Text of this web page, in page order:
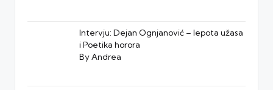
Intervju: Dejan Ognjanović – lepota užasa
i Poetika horora
By Andrea